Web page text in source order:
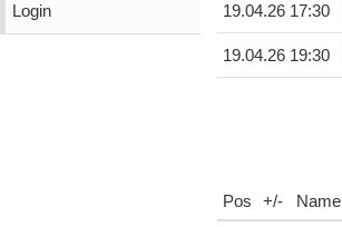
Login 19.04.26 17:30
19.04.26 19:30
Pos +/- Name